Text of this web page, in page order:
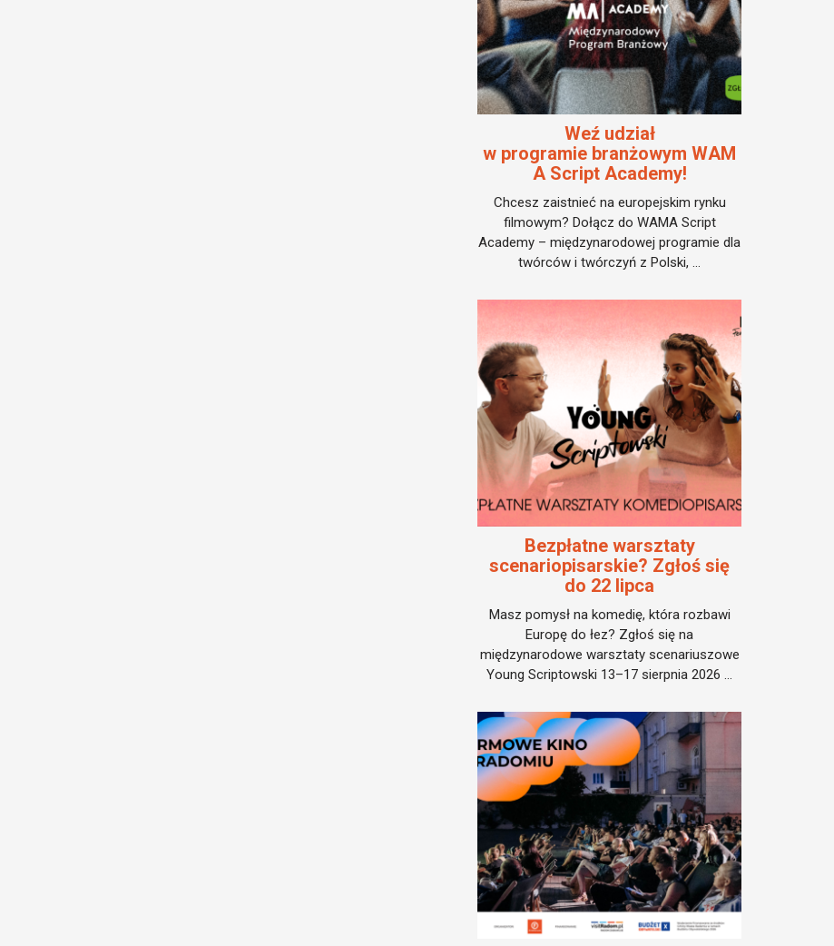
Weź udział
w programie branżowym WAM
A Script Academy!
Chcesz zaistnieć na europejskim rynku
filmowym? Dołącz do WAMA Script
Academy – międzynarodowej programie dla
twórców i twórczyń z Polski, ...
Bezpłatne warsztaty
scenariopisarskie? Zgłoś się
do 22 lipca
Masz pomysł na komedię, która rozbawi
Europę do łez? Zgłoś się na
międzynarodowe warsztaty scenariuszowe
Young Scriptowski 13–17 sierpnia 2026 ...